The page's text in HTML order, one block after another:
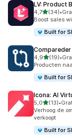
LV: Product
4,7van 5
(34)
34 recensies
•
Boost sales
Built for
4,9van 5
(19)
19 recensies
•
Producten
Built for
Icona: AI
5,0van 5
(13)
13 recensies
•
Verhoog de
verkoopt
Built for